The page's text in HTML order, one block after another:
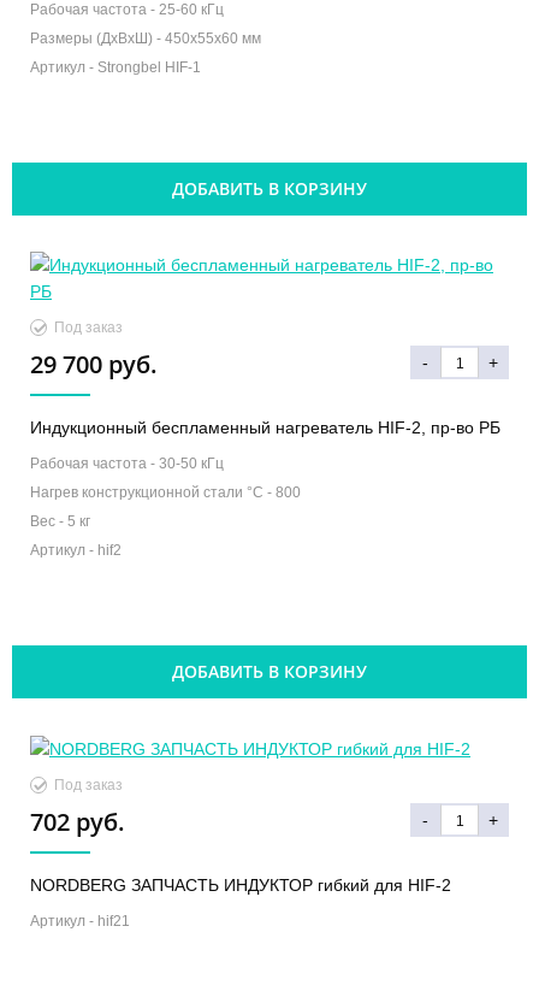
Рабочая частота - 25-60 кГц
Размеры (ДxВxШ) - 450x55x60 мм
Артикул - Strongbel HIF-1
ДОБАВИТЬ В КОРЗИНУ
Под заказ
29 700 руб. - +
Индукционный беспламенный нагреватель HIF-2, пр-во РБ
Рабочая частота - 30-50 кГц
Нагрев конструкционной стали °C - 800
Вес - 5 кг
Артикул - hif2
ДОБАВИТЬ В КОРЗИНУ
Под заказ
702 руб. - +
NORDBERG ЗАПЧАСТЬ ИНДУКТОР гибкий для HIF-2
Артикул - hif21